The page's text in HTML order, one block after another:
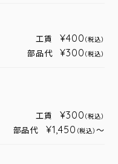
工賃 ¥400 （税込）
部品代 ¥300 （税込）
工賃 ¥300 （税込）
部品代 ¥1,450 （税込） ～